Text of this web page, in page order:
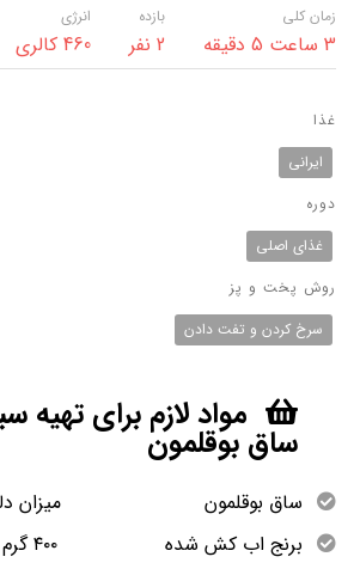
زمان کلی
3 ساعت 5 دقیقه
بازده
2 نفر
انرژی
460 کالری
غذا
ایرانی
دوره
غذای اصلی
روش پخت و پز
سرخ کردن و تفت دادن
مواد لازم برای تهیه
ساق بوقلمون
ساق بوقلمون میزان
برنج اب کش شده ۴۰۰ گرم